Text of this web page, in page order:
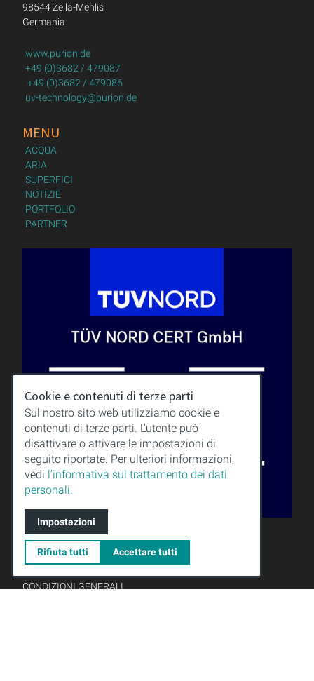
98544 Zella-Mehlis
Germania
www.purion.de
+49 (0)3682 / 479087
+49 (0)3682 / 479086
uv-technology@purion.de
MENU
ACQUA
ARIA
SUPERFICI
NOTIZIE
PORTFOLIO
PARTNER
QUALITÀ
SAPERI
DOWNLOAD
CONDIZIONI GENERALI
Cookie e contenuti di terze parti
Sul nostro sito web utilizziamo cookie e
contenuti di terze parti. L'utente può
disattivare o attivare le impostazioni di
seguito riportate. Per ulteriori informazioni,
vedi l’informativa sul trattamento dei dati
personali.
Impostazioni
Rifiuta tutti Accettare tutti